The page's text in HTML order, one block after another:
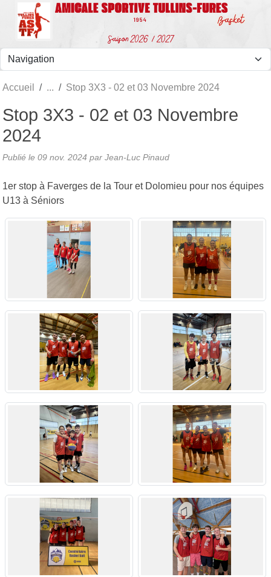
Accueil Stop 3X3 - 02 et 03 Novembre 2024
Stop 3X3 - 02 et 03 Novembre
2024
Publié le 09 nov. 2024 par Jean-Luc Pinaud
1er stop à Faverges de la Tour et Dolomieu pour nos équipes
U13 à Séniors
Panneau de gestion des cookies